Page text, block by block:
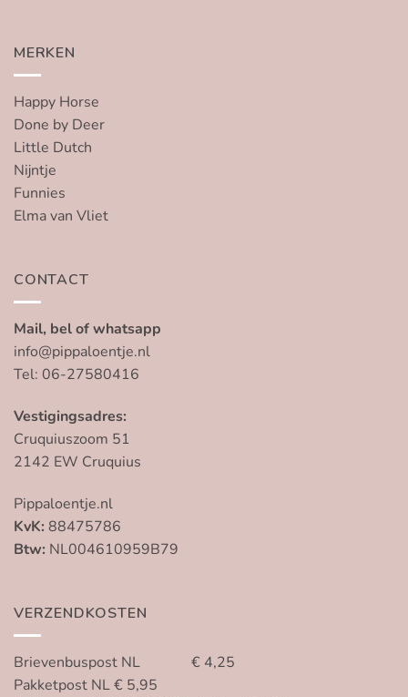
MERKEN
Happy Horse
Done by Deer
Little Dutch
Nijntje
Funnies
Elma van Vliet
CONTACT
Mail, bel of whatsapp
info@pippaloentje.nl
Tel: 06-27580416
Vestigingsadres:
Cruquiuszoom 51
2142 EW Cruquius
Pippaloentje.nl
KvK: 88475786
Btw: NL004610959B79
VERZENDKOSTEN
Brievenbuspost NL € 4,25
Pakketpost NL € 5,95